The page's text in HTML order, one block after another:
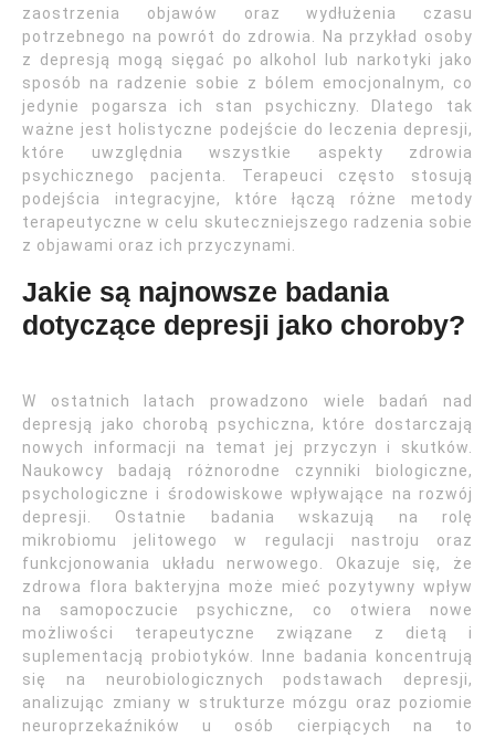
zaostrzenia objawów oraz wydłużenia czasu
potrzebnego na powrót do zdrowia. Na przykład osoby
z depresją mogą sięgać po alkohol lub narkotyki jako
sposób na radzenie sobie z bólem emocjonalnym, co
jedynie pogarsza ich stan psychiczny. Dlatego tak
ważne jest holistyczne podejście do leczenia depresji,
które uwzględnia wszystkie aspekty zdrowia
psychicznego pacjenta. Terapeuci często stosują
podejścia integracyjne, które łączą różne metody
terapeutyczne w celu skuteczniejszego radzenia sobie
z objawami oraz ich przyczynami.
Jakie są najnowsze badania
dotyczące depresji jako choroby?
W ostatnich latach prowadzono wiele badań nad
depresją jako chorobą psychiczna, które dostarczają
nowych informacji na temat jej przyczyn i skutków.
Naukowcy badają różnorodne czynniki biologiczne,
psychologiczne i środowiskowe wpływające na rozwój
depresji. Ostatnie badania wskazują na rolę
mikrobiomu jelitowego w regulacji nastroju oraz
funkcjonowania układu nerwowego. Okazuje się, że
zdrowa flora bakteryjna może mieć pozytywny wpływ
na samopoczucie psychiczne, co otwiera nowe
możliwości terapeutyczne związane z dietą i
suplementacją probiotyków. Inne badania koncentrują
się na neurobiologicznych podstawach depresji,
analizując zmiany w strukturze mózgu oraz poziomie
neuroprzekaźników u osób cierpiących na to